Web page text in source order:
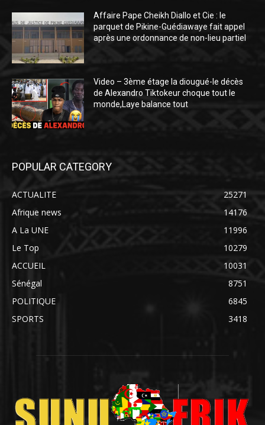
Affaire Pape Cheikh Diallo et Cie : le
parquet de Pikine-Guédiawaye fait appel
après une ordonnance de non-lieu partiel
Video – 3ème étage la diougué-le décès
de Alexandro Tiktokeur choque tout le
monde,Laye balance tout
POPULAR CATEGORY
ACTUALITE
25271
Afrique news
14176
A La UNE
11996
Le Top
10279
ACCUEIL
10031
Sénégal
8751
POLITIQUE
6845
SPORTS
3418